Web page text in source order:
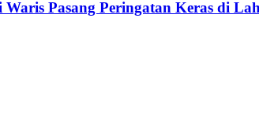
Waris Pasang Peringatan Keras di